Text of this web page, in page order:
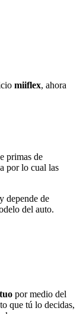
miiflex, ahora
primas de
por lo cual las
depende de
del auto.
por medio del
que tú lo decidas,